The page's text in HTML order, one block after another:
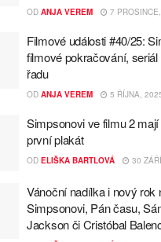
OD ANJA VEREM 7
Filmové události #40/25:
filmové pokračování,
řadu
OD ANJA VEREM 5 ŘÍJNA,
Simpsonovi ve filmu 2
první plakát
OD ELIŠKA BARTLOVÁ 30
Vánoční nadílka i nový rok
Simpsonovi, Pán času,
Jackson či Cristóbal